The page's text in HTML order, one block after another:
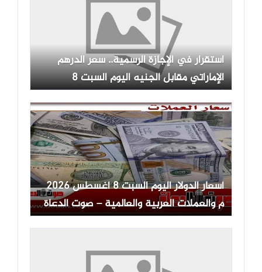
استقرار في الإجازة الرسمية.. سعر الدرهم
الإماراتي مقابل الجنيه اليوم السبت 8
أغسطس 2026
أسعار الدولار اليوم السبت 8 أغسطس 2026
م والعملات العربية والعالمية – صوت الدعاة